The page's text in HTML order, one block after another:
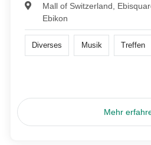
Mall of Switzerland,
Ebikon
Diverses Musik Treffen
Mehr